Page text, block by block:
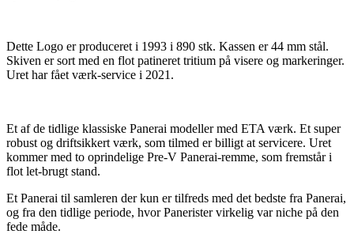
Dette Logo er produceret i 1993 i 890 stk. Kassen er 44 mm stål.
Skiven er sort med en flot patineret tritium på visere og markeringer.
Uret har fået værk-service i 2021.
Et af de tidlige klassiske Panerai modeller med ETA værk. Et super
robust og driftsikkert værk, som tilmed er billigt at servicere. Uret
kommer med to oprindelige Pre-V Panerai-remme, som fremstår i
flot let-brugt stand.
Et Panerai til samleren der kun er tilfreds med det bedste fra Panerai,
og fra den tidlige periode, hvor Panerister virkelig var niche på den
fede måde.